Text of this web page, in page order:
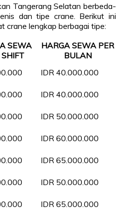
Tangerang Selatan berbeda-
dan tipe crane. Berikut ini
crane lengkap berbagai tipe:
SEWA
SHIFT
HARGA SEWA PER
BULAN
IDR 40.000.000
IDR 40.000.000
IDR 50.000.000
IDR 60.000.000
IDR 65.000.000
IDR 50.000.000
IDR 65.000.000